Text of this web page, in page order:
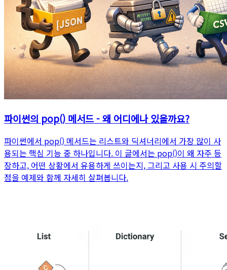
파이썬의 pop() 메서드 - 왜 어디에나 있을까요?
파이썬에서 pop() 메서드는 리스트와 딕셔너리에서 가장 많이 사
용되는 핵심 기능 중 하나입니다. 이 글에서는 pop()이 왜 자주 등
장하고, 어떤 상황에서 유용하게 쓰이는지, 그리고 사용 시 주의할
점을 예제와 함께 자세히 살펴봅니다.